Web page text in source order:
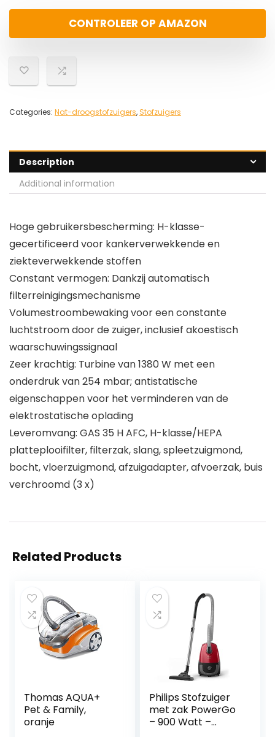
CONTROLEER OP AMAZON
Categories: Nat-droogstofzuigers, Stofzuigers
Description
Additional information
Hoge gebruikersbescherming: H-klasse-
gecertificeerd voor kankerverwekkende en
ziekteverwekkende stoffen
Constant vermogen: Dankzij automatisch
filterreinigingsmechanisme
Volumestroombewaking voor een constante
luchtstroom door de zuiger, inclusief akoestisch
waarschuwingssignaal
Zeer krachtig: Turbine van 1380 W met een
onderdruk van 254 mbar; antistatische
eigenschappen voor het verminderen van de
elektrostatische oplading
Leveromvang: GAS 35 H AFC, H-klasse/HEPA
platteplooifilter, filterzak, slang, spleetzuigmond,
bocht, vloerzuigmond, afzuigadapter, afvoerzak, buis
verchroomd (3 x)
Related Products
Thomas AQUA+
Pet & Family,
oranje
Philips Stofzuiger
met zak PowerGo
– 900 Watt –